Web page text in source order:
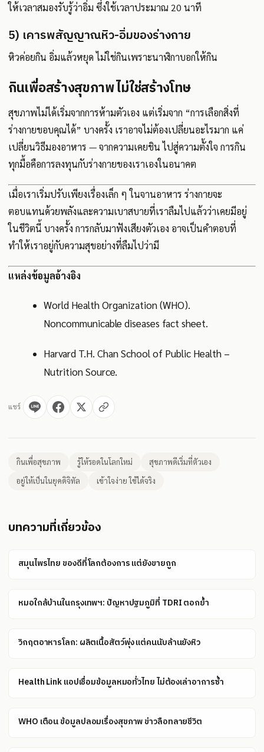
ให้เวลาสมองรับรู้ว่าอิ่ม ซึ่งใช้เวลาประมาณ 20 นาที
5) เคารพสัญญาณหิว-อิ่มของร่างกาย
หิวค่อยกิน อิ่มแล้วหยุด ไม่ใช่กินเพราะนาฬิกาบอกให้กิน
กินเพื่อสร้างสุขภาพ ไม่ใช่สร้างโทษ
สุขภาพไม่ได้เริ่มจากการห้ามตัวเอง แต่เริ่มจาก “การเลือกสิ่งที่
ร่างกายขอบคุณได้” บางครั้ง เราอาจไม่ต้องเปลี่ยนอะไรมาก แค่
เปลี่ยนวิธีมองอาหาร — จากความเคยชิน ไปสู่ความตั้งใจ การกิน
ทุกมื้อคือการลงทุนกับร่างกายของเราเองในอนาคต
เมื่อเราเริ่มปรับเพียงเรื่องเล็ก ๆ ในจานอาหาร ร่างกายจะ
ตอบแทนด้วยพลังและความเบาสบายที่เราลืมไปแล้วว่าเคยมีอยู่
ในชีวิตนี้ บางครั้ง การกลับมาฟังเสียงตัวเอง อาจเป็นคำตอบที่
ทำให้เราอยู่กับความสุขอย่างที่ลืมไปว่ามี
แหล่งข้อมูลอ้างอิง
World Health Organization (WHO).
Noncommunicable diseases fact sheet.
Harvard T.H. Chan School of Public Health –
Nutrition Source.
แชร์
กินเพื่อสุขภาพ รู้ให้รอดในโลกใหม่
สุขภาพดีเริ่มที่ตัวเอง
อยู่ให้เป็นในยุคดิจิทัล
เข้าใจง่าย ใช้ได้จริง
บทความที่เกี่ยวข้อง
สมุนไพรไทย ของดีที่โลกต้องการ แต่ยังขายถูก
หมอใกล้บ้านในกรุงเทพฯ: ปัญหาปฐมภูมิที่ TDRI ตอกย้ำ
วิกฤตอาหารโลก: ผลิตเนื้อสัตว์พุ่ง แต่คนนับล้านยังหิว
Health Link แอปเชื่อมข้อมูลหมอทั่วไทย ไม่ต้องเล่าอาการซ้ำ
WHO เตือน ข้อมูลปลอมเรื่องสุขภาพ ข่าวลือทลายชีวิต